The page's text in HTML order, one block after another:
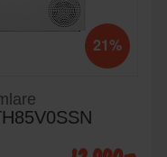
21%